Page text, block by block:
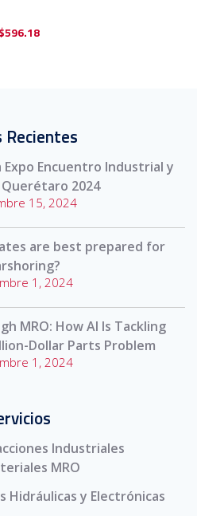
$596.18
Recientes
Expo Encuentro Industrial y
2024
15, 2024
are best prepared for
1, 2024
MRO: How AI Is Tackling
Dollar Parts Problem
1, 2024
Industriales
MRO
Hidráulicas y Electrónicas